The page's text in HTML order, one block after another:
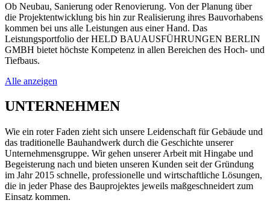
Ob Neubau, Sanierung oder Renovierung. Von der Planung über
die Projektentwicklung bis hin zur Realisierung ihres Bauvorhabens
kommen bei uns alle Leistungen aus einer Hand. Das
Leistungsportfolio der HELD BAUAUSFÜHRUNGEN BERLIN
GMBH bietet höchste Kompetenz in allen Bereichen des Hoch- und
Tiefbaus.
Alle anzeigen
UNTERNEHMEN
Wie ein roter Faden zieht sich unsere Leidenschaft für Gebäude und
das traditionelle Bauhandwerk durch die Geschichte unserer
Unternehmensgruppe. Wir gehen unserer Arbeit mit Hingabe und
Begeisterung nach und bieten unseren Kunden seit der Gründung
im Jahr 2015 schnelle, professionelle und wirtschaftliche Lösungen,
die in jeder Phase des Bauprojektes jeweils maßgeschneidert zum
Einsatz kommen.